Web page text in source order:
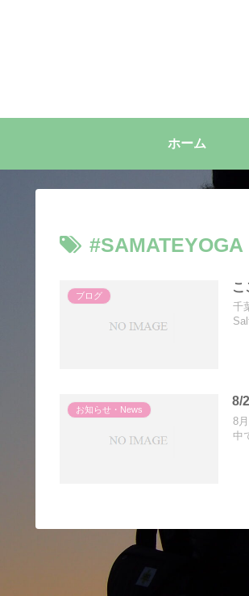
ホーム
#SAMATEYOGA
ブログ
こ
千
お知らせ・News
8/
8
中